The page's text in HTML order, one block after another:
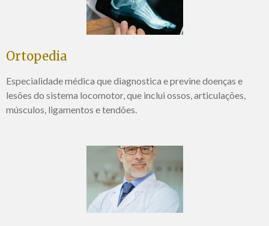
Ortopedia
Especialidade médica que diagnostica e previne doenças e
lesões do sistema locomotor, que inclui ossos, articulações,
músculos, ligamentos e tendões